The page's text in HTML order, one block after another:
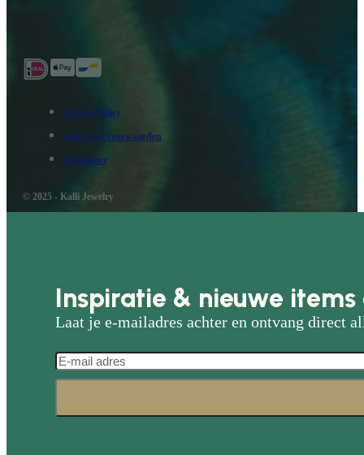
Privacy Policy
Algemene voorwaarden
Disclaimer
© 2025 - Kalli Jewelry
Inspiratie & nieuwe
Laat je e-mailadres achter en ontvang direct